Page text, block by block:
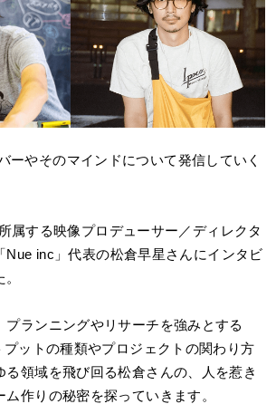
ーやそのマインドについて発信していく
属する映像プロデューサー／ディレクタ
Nue inc」代表の松倉早星さんにインタビ
プランニングやリサーチを強みとする
ットの種類やプロジェクトの関わり方
る領域を飛び回る松倉さんの、人を惹き
作りの秘密を探っていきます。